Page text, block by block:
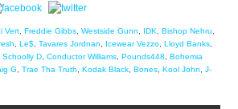
Vert, Freddie Gibbs, Westside Gunn, IDK, Bishop Nehru,
, Le$, Tavares Jordnan, Icewear Vezzo, Lloyd Banks,
Schoolly D, Conductor Williams, Pounds448, Bohemia
G, Trae Tha Truth, Kodak Black, Bones, Kool John, J-